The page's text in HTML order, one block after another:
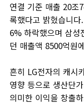
연결 기준 매출 20조
록했다고 밝혔습니
6% 하락했으며 삼성
던 매출액 8500억원
흔히 LG전자의 캐시
영향 등으로 생산단
의미한 이익을 창출